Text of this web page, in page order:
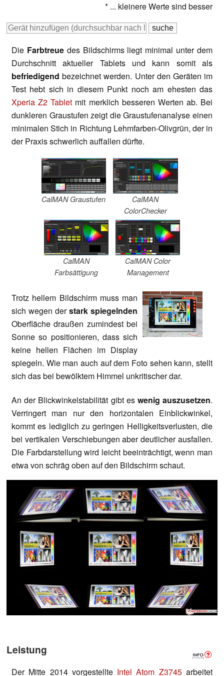
* ... kleinere Werte sind besser
Die Farbtreuedes Bildschirms liegt minimal unter dem
Durchschnitt aktueller Tablets und kann somit als
befriedigend bezeichnet werden. Unter den Geräten im
Test hebt sich in diesem Punkt noch am ehesten das
Xperia Z2 Tablet mit merklich besseren Werten ab. Bei
dunkleren Graustufen zeigt die Graustufenanalyse einen
minimalen Stich in Richtung Lehmfarben-Olivgrün, der in
der Praxis schwerlich auffallen dürfte.
CalMAN Graustufen
CalMAN
ColorChecker
CalMAN
Farbsättigung
CalMAN Color
Management
Trotz hellem Bildschirm muss man
sich wegen derstark spiegelnden
Oberfläche draußen zumindest bei
Sonne so positionieren, dass sich
keine hellen Flächen im Display
spiegeln. Wie man auch auf dem Foto sehen kann, stellt
sich das bei bewölktem Himmel unkritischer dar.
An der Blickwinkelstabilität gibt es wenig auszusetzen.
Verringert man nur den horizontalen Einblickwinkel,
kommt es lediglich zu geringen Helligkeitsverlusten, die
bei vertikalen Verschiebungen aber deutlicher ausfallen.
Die Farbdarstellung wird leicht beeinträchtigt, wenn man
etwa von schräg oben auf den Bildschirm schaut.
Leistung
Der Mitte 2014 vorgestellte Intel Atom Z3745arbeitet